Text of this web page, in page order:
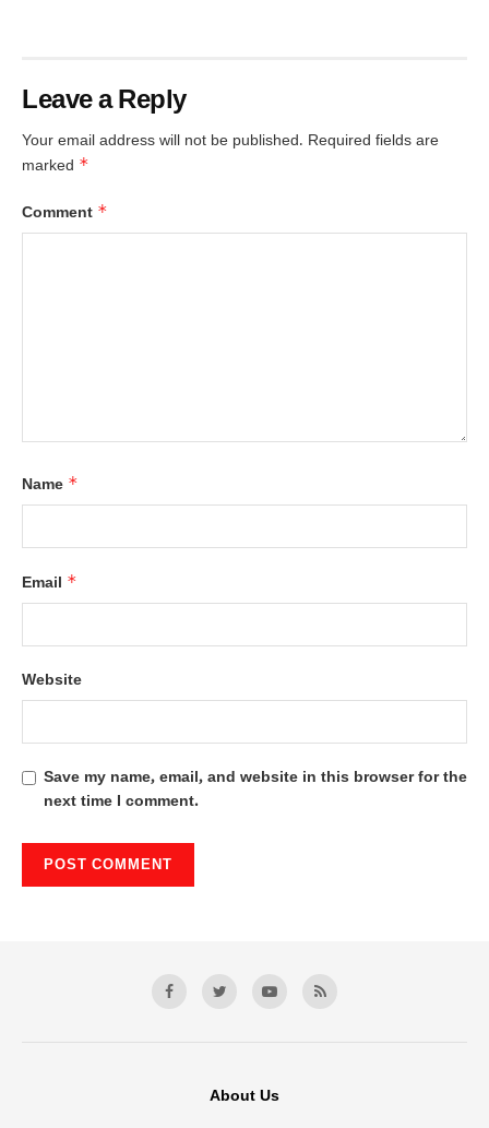
Leave a Reply
Your email address will not be published. Required fields are
marked *
Comment *
Name *
Email *
Website
Save my name, email, and website in this browser for the
next time I comment.
About Us